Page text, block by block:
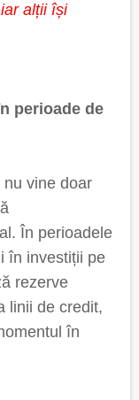
alții își
perioade de
vine doar
În perioadele
în investiții pe
rezerve
linii de credit,
în